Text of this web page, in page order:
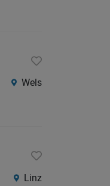
Wels
Linz